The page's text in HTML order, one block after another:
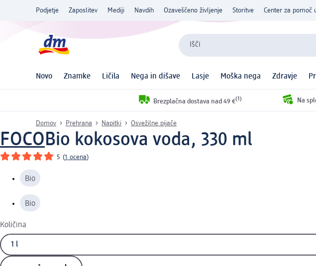
Podjetje Zaposlitev Mediji Navdih Ozaveščeno življenje Storitve Center za pomoč
Išči
Novo Znamke Ličila Nega in dišave Lasje Moška nega Zdravje
Brezplačna dostava nad 49 €(1) Na
Domov Prehrana Napitki Osvežilne pijače
FOCOBio kokosova voda, 330 ml
5 (1 ocena)
Bio
Bio
Količina